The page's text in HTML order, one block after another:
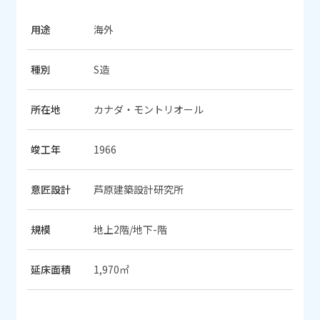
用途 海外
種別 S造
所在地 カナダ・モントリオール
竣工年 1966
意匠設計 芦原建築設計研究所
規模 地上2階/地下-階
延床面積 1,970㎡